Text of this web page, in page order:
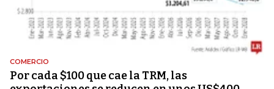
COMERCIO
Por cada $100 que cae la TRM, las